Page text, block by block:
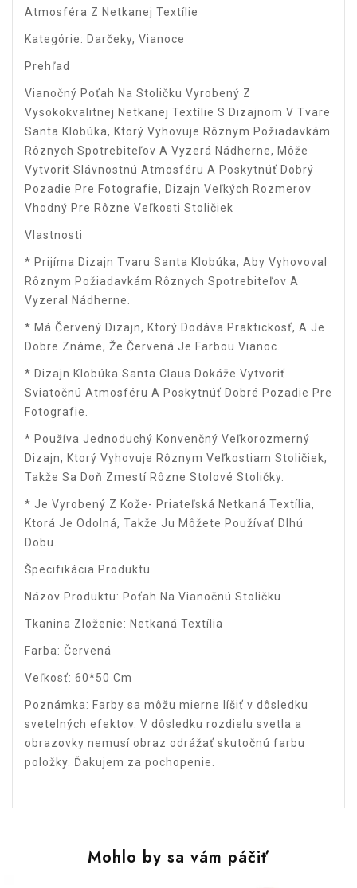
Atmosféra Z Netkanej Textílie
Kategórie: Darčeky, Vianoce
Prehľad
Vianočný Poťah Na Stoličku Vyrobený Z
Vysokokvalitnej Netkanej Textílie S Dizajnom V Tvare
Santa Klobúka, Ktorý Vyhovuje Rôznym Požiadavkám
Rôznych Spotrebiteľov A Vyzerá Nádherne, Môže
Vytvoriť Slávnostnú Atmosféru A Poskytnúť Dobrý
Pozadie Pre Fotografie, Dizajn Veľkých Rozmerov
Vhodný Pre Rôzne Veľkosti Stoličiek
Vlastnosti
* Prijíma Dizajn Tvaru Santa Klobúka, Aby Vyhovoval
Rôznym Požiadavkám Rôznych Spotrebiteľov A
Vyzeral Nádherne.
* Má Červený Dizajn, Ktorý Dodáva Praktickosť, A Je
Dobre Známe, Že Červená Je Farbou Vianoc.
* Dizajn Klobúka Santa Claus Dokáže Vytvoriť
Sviatočnú Atmosféru A Poskytnúť Dobré Pozadie Pre
Fotografie.
* Používa Jednoduchý Konvenčný Veľkorozmerný
Dizajn, Ktorý Vyhovuje Rôznym Veľkostiam Stoličiek,
Takže Sa Doň Zmestí Rôzne Stolové Stoličky.
* Je Vyrobený Z Kože- Priateľská Netkaná Textília,
Ktorá Je Odolná, Takže Ju Môžete Používať Dlhú
Dobu.
Špecifikácia Produktu
Názov Produktu: Poťah Na Vianočnú Stoličku
Tkanina Zloženie: Netkaná Textília
Farba: Červená
Veľkosť: 60*50 Cm
Poznámka: Farby sa môžu mierne líšiť v dôsledku
svetelných efektov. V dôsledku rozdielu svetla a
obrazovky nemusí obraz odrážať skutočnú farbu
položky. Ďakujem za pochopenie.
Mohlo by sa vám páčiť